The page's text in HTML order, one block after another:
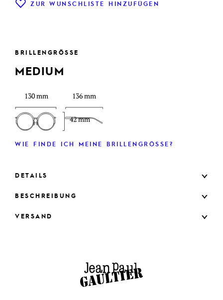
ZUR WUNSCHLISTE HINZUFÜGEN
BRILLENGRÖSSE
MEDIUM
130 mm
42 mm
136 mm
WIE FINDE ICH MEINE BRILLENGRÖSSE?
DETAILS
BESCHREIBUNG
VERSAND